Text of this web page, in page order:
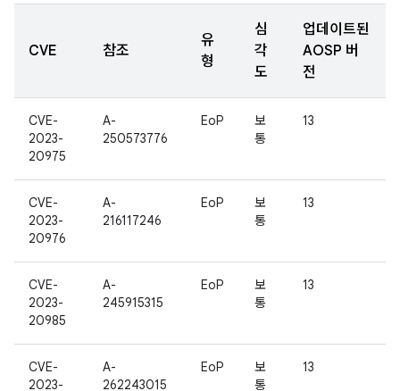
CVE 참조
유
형
심
각
도
업데이트된
AOSP 버
전
CVE-
2023-
20975
A-
250573776
EoP
보
통
13
CVE-
2023-
20976
A-
216117246
EoP
보
통
13
CVE-
2023-
20985
A-
245915315
EoP
보
통
13
CVE-
2023-
A-
262243015
EoP
보
통
13